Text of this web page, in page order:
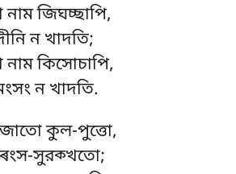
নাম জিঘচ্ছাপি,
ন খাদতি;
নাম কিসোচাপি,
ন খাদতি.
কুল-পুত্তো,
সুরক্খতো;